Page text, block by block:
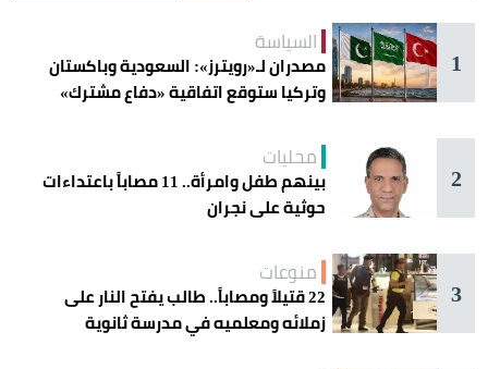
1
السياسة
مصدران لـ«رويترز»: السعودية وباكستان
وتركيا ستوقع اتفاقية «دفاع مشترك»
2
محليات
بينهم طفل وامرأة.. 11 مصاباً باعتداءات
حوثية على نجران
3
منوعات
22 قتيلاً ومصاباً.. طالب يفتح النار على
زملائه ومعلميه في مدرسة ثانوية